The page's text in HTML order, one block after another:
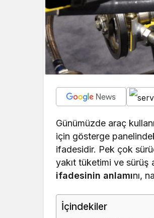
Günümüzde araç
için gösterge
ifadesidir. Pek çok
yakıt tüketimi ve sürüş
ifadesinin anlamını,
İçindekiler